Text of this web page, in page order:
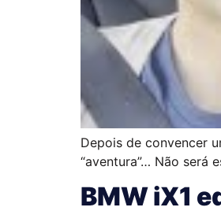
Depois de convencer
“aventura”… Não será
BMW iX1